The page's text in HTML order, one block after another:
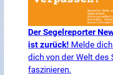
Der Segelreporter
ist zurück! Melde
dich von der Welt des
faszinieren.